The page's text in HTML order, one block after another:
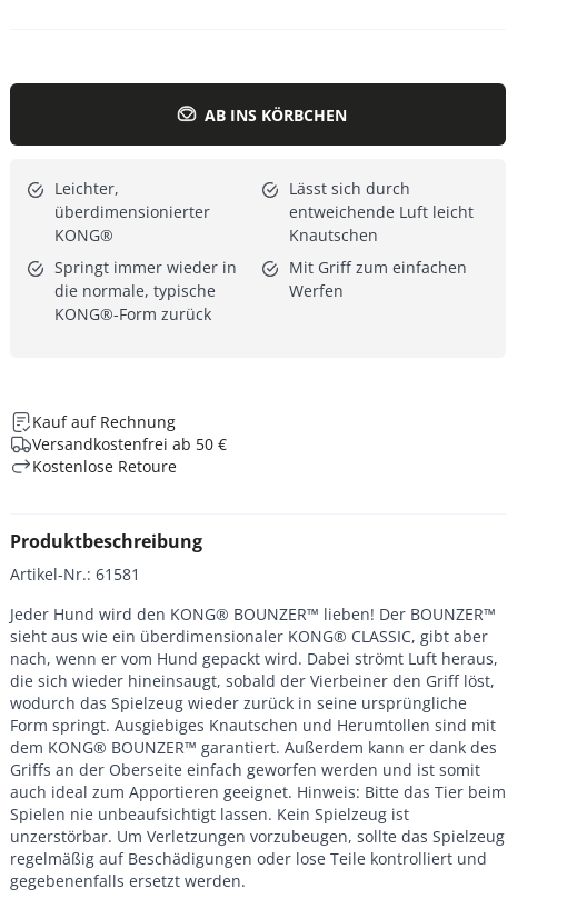
AB INS KÖRBCHEN
Leichter,
überdimensionierter
KONG®
Lässt sich durch
entweichende Luft leicht
Knautschen
Springt immer wieder in
die normale, typische
KONG®-Form zurück
Mit Griff zum einfachen
Werfen
Kauf auf Rechnung
Versandkostenfrei ab 50 €
Kostenlose Retoure
Produktbeschreibung
Artikel-Nr.: 61581
Jeder Hund wird den KONG® BOUNZER™ lieben! Der BOUNZER™
sieht aus wie ein überdimensionaler KONG® CLASSIC, gibt aber
nach, wenn er vom Hund gepackt wird. Dabei strömt Luft heraus,
die sich wieder hineinsaugt, sobald der Vierbeiner den Griff löst,
wodurch das Spielzeug wieder zurück in seine ursprüngliche
Form springt. Ausgiebiges Knautschen und Herumtollen sind mit
dem KONG® BOUNZER™ garantiert. Außerdem kann er dank des
Griffs an der Oberseite einfach geworfen werden und ist somit
auch ideal zum Apportieren geeignet. Hinweis: Bitte das Tier beim
Spielen nie unbeaufsichtigt lassen. Kein Spielzeug ist
unzerstörbar. Um Verletzungen vorzubeugen, sollte das Spielzeug
regelmäßig auf Beschädigungen oder lose Teile kontrolliert und
gegebenenfalls ersetzt werden.